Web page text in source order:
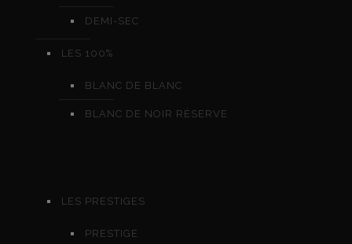
DEMI-SEC
LES 100%
BLANC DE BLANC
BLANC DE NOIR RÉSERVE
LES PRESTIGES
PRESTIGE